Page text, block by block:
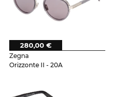
Zegna
Orizzonte II - 20A
280,00 €